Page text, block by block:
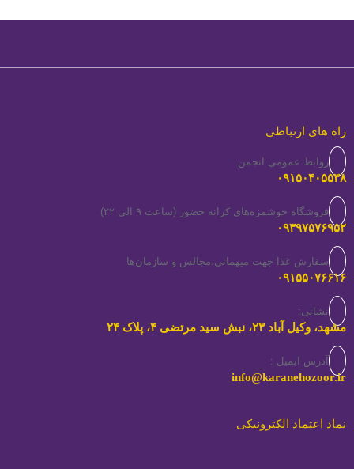
راه های ارتباطی
روابط عمومی انجمن
۰۹۱۵۰۴۰۵۵۳۸
فروشگاه خوشمزه‌های کرانه حضور (ساعت ۹ الی ۲۲)
۰۹۳۹۷۵۷۶۹۵۲
سفارش غذا جهت میهمانی،مجالس و سازمان‌ها
۰۹۱۵۵۰۷۶۶۱۶
نشانی:
مشهد، وکیل آباد ۲۳، نبش سید مرتضی ۴، پلاک ۲۴
آدرس ایمیل :
info@karanehozoor.ir
نماد اعتماد الکترونیکی